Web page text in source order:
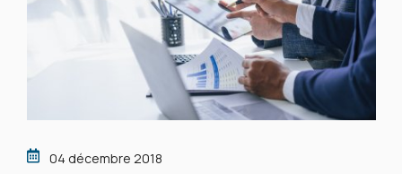
04 décembre 2018